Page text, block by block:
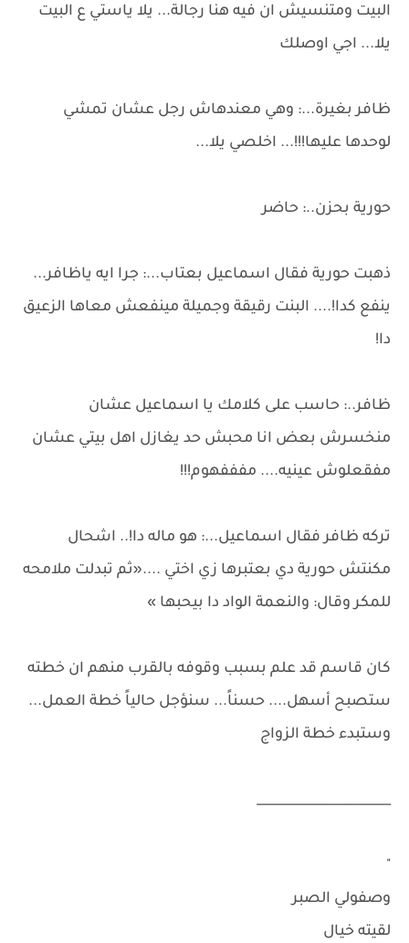
البيت ومتنسيش ان فيه هنا رجالة... يلا ياستي ع البيت
يلا... اجي اوصلك
ظافر بغيرة...: وهي معندهاش رجل عشان تمشي
لوحدها عليها!!!... اخلصي يلا...
حورية بحزن..: حاضر
ذهبت حورية فقال اسماعيل بعتاب...: جرا ايه ياظافر...
ينفع كدا!.... البنت رقيقة وجميلة مينفعش معاها الزعيق
دا!
ظافر..: حاسب على كلامك يا اسماعيل عشان
منخسرش بعض انا محبش حد يغازل اهل بيتي عشان
مفقعلوش عينيه.... مفففهوم!!!
تركه ظافر فقال اسماعيل...: هو ماله دا!.. اشحال
مكنتش حورية دي بعتبرها زي اختي ....«ثم تبدلت ملامحه
للمكر وقال: والنعمة الواد دا بيحبها »
كان قاسم قد علم بسبب وقوفه بالقرب منهم ان خطته
ستصبح أسهل.... حسناً... سنؤجل حالياً خطة العمل...
وستبدء خطة الزواج
_____________________
"
وصفولي الصبر
لقيته خيال